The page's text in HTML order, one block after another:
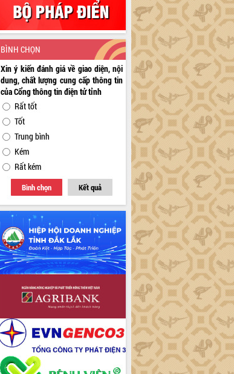
BÌNH CHỌN
Xin ý kiến đánh giá về giao diện, nội
dung, chất lượng cung cấp thông tin
của Cổng thông tin điện tử tỉnh
Rất tốt
Tốt
Trung bình
Kém
Rất kém
Bình chọn Kết quả